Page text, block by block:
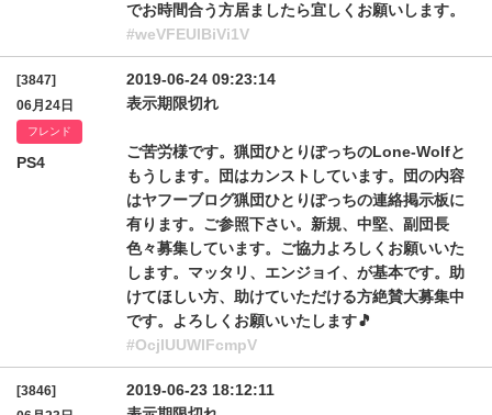
でお時間合う方居ましたら宜しくお願いします。
#weVFEUlBiVi1V
[3847]
06月24日
フレンド
PS4
2019-06-24 09:23:14
表示期限切れ
ご苦労様です。猟団ひとりぽっちのLone-Wolfと
もうします。団はカンストしています。団の内容
はヤフーブログ猟団ひとりぽっちの連絡掲示板に
有ります。ご参照下さい。新規、中堅、副団長
色々募集しています。ご協力よろしくお願いいた
します。マッタリ、エンジョイ、が基本です。助
けてほしい方、助けていただける方絶賛大募集中
です。よろしくお願いいたします🎵
#OcjlUUWlFcmpV
[3846]
2019-06-23 18:12:11